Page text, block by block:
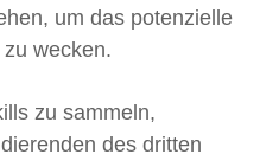
um das potenzielle
wecken.
zu sammeln,
des dritten